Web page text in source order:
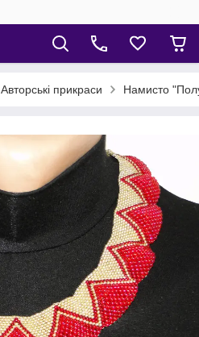
Авторські прикраси Намисто